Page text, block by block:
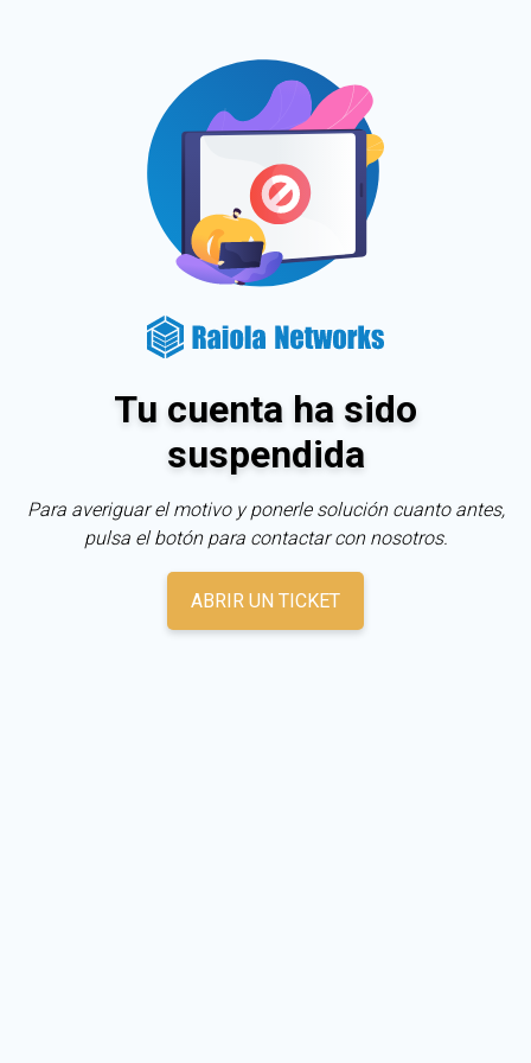
Tu cuenta ha sido
suspendida
Para averiguar el motivo y ponerle solución cuanto antes,
pulsa el botón para contactar con nosotros.
ABRIR UN TICKET